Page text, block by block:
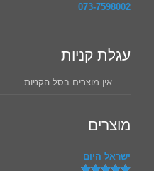
073-7598002
עגלת קניות
אין מוצרים בסל הקניות.
מוצרים
ישראל היום